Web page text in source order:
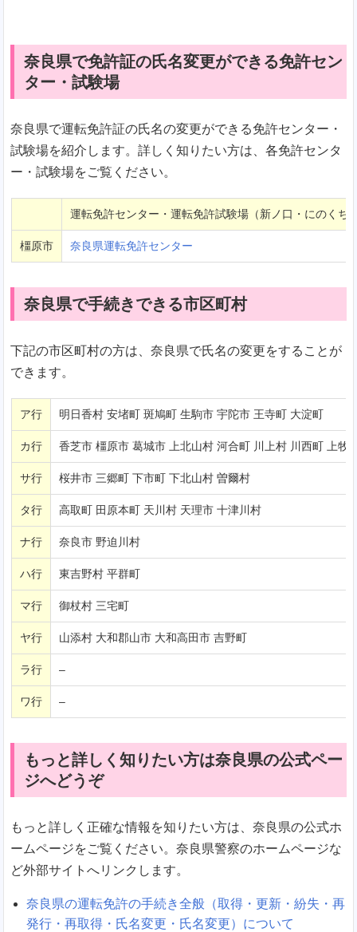
奈良県で免許証の氏名変更ができる免許セン
ター・試験場
奈良県で運転免許証の氏名の変更ができる免許センター・
試験場を紹介します。詳しく知りたい方は、各免許センタ
ー・試験場をご覧ください。
運転免許センター・運転免許試験場（新ノ口・にのくち
橿原市 奈良県運転免許センター
奈良県で手続きできる市区町村
下記の市区町村の方は、奈良県で氏名の変更をすることが
できます。
ア行 明日香村 安堵町 斑鳩町 生駒市 宇陀市 王寺町 大淀町
カ行 香芝市 橿原市 葛城市 上北山村 河合町 川上村 川西町 上牧
サ行 桜井市 三郷町 下市町 下北山村 曽爾村
タ行 高取町 田原本町 天川村 天理市 十津川村
ナ行 奈良市 野迫川村
ハ行 東吉野村 平群町
マ行 御杖村 三宅町
ヤ行 山添村 大和郡山市 大和高田市 吉野町
ラ行 –
ワ行 –
もっと詳しく知りたい方は奈良県の公式ペー
ジへどうぞ
もっと詳しく正確な情報を知りたい方は、奈良県の公式ホ
ームページをご覧ください。奈良県警察のホームページな
ど外部サイトへリンクします。
奈良県の運転免許の手続き全般（取得・更新・紛失・再
発行・再取得・氏名変更・氏名変更）について